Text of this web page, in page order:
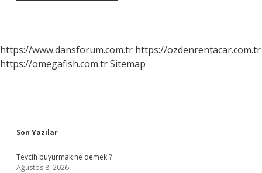
https://www.dansforum.com.tr https://ozdenrentacar.com.tr
https://omegafish.com.trSitemap
Sidebar
Son Yazılar
Tevcih buyurmak ne demek ?
Ağustos 8, 2026